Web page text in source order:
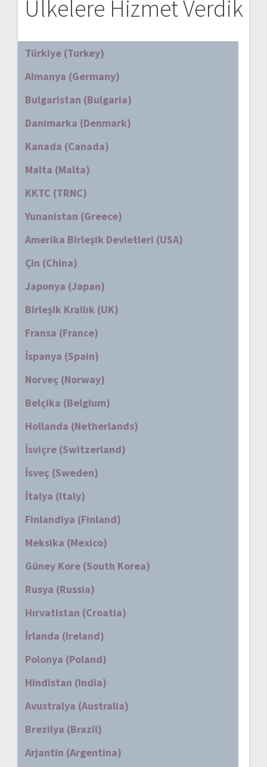
Ülkelere Hizmet Verdik
Türkiye (Turkey)
Almanya (Germany)
Bulgaristan (Bulgaria)
Danimarka (Denmark)
Kanada (Canada)
Malta (Malta)
KKTC (TRNC)
Yunanistan (Greece)
Amerika Birleşik Devletleri (USA)
Çin (China)
Japonya (Japan)
Birleşik Krallık (UK)
Fransa (France)
İspanya (Spain)
Norveç (Norway)
Belçika (Belgium)
Hollanda (Netherlands)
İsviçre (Switzerland)
İsveç (Sweden)
İtalya (Italy)
Finlandiya (Finland)
Meksika (Mexico)
Güney Kore (South Korea)
Rusya (Russia)
Hırvatistan (Croatia)
İrlanda (Ireland)
Polonya (Poland)
Hindistan (India)
Avustralya (Australia)
Brezilya (Brazil)
Arjantin (Argentina)